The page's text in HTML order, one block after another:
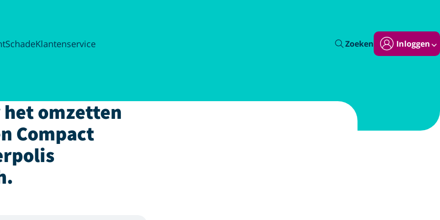
SchadeKlantenservice Zoeken Inloggen
het omzetten
Compact